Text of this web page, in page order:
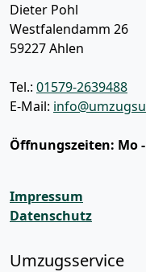
Dieter Pohl
Westfalendamm 26
59227Ahlen
Tel.: 01579-2639488
E-Mail:
Öffnungszeiten: Mo
Impressum
Datenschutz
Umzugsservice